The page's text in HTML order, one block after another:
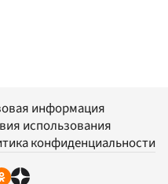
информация
использования
конфиденциальности